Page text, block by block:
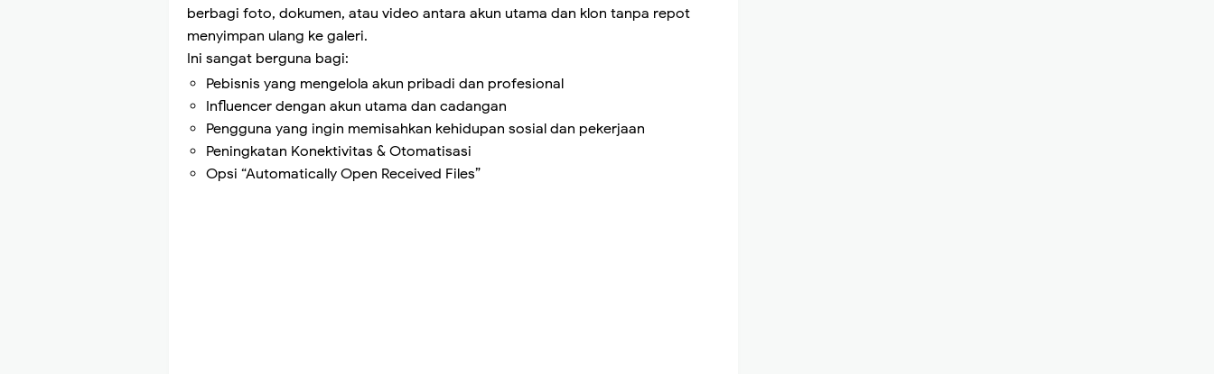
berbagi foto, dokumen, atau video antara akun utama dan klon tanpa repot
menyimpan ulang ke galeri.
Ini sangat berguna bagi:
Pebisnis yang mengelola akun pribadi dan profesional
Influencer dengan akun utama dan cadangan
Pengguna yang ingin memisahkan kehidupan sosial dan pekerjaan
Peningkatan Konektivitas & Otomatisasi
Opsi “Automatically Open Received Files”